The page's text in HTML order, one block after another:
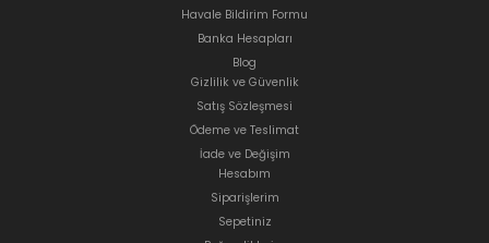
Havale Bildirim Formu
Banka Hesapları
Blog
Gizlilik ve Güvenlik
Satış Sözleşmesi
Ödeme ve Teslimat
İade ve Değişim
Hesabım
Siparişlerim
Sepetiniz